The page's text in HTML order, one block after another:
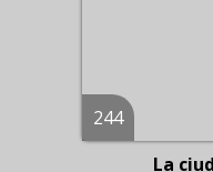
244
La